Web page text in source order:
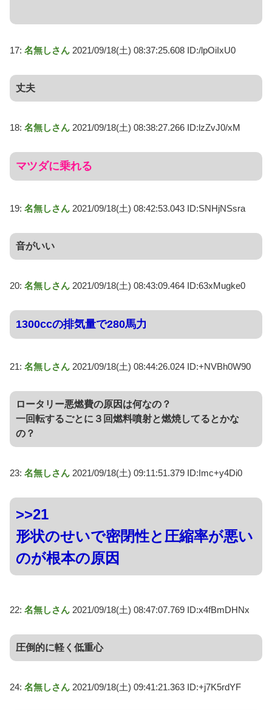
17: 名無しさん 2021/09/18(土) 08:37:25.608 ID:/lpOiIxU0
丈夫
18: 名無しさん 2021/09/18(土) 08:38:27.266 ID:lzZvJ0/xM
マツダに乗れる
19: 名無しさん 2021/09/18(土) 08:42:53.043 ID:SNHjNSsra
音がいい
20: 名無しさん 2021/09/18(土) 08:43:09.464 ID:63xMugke0
1300ccの排気量で280馬力
21: 名無しさん 2021/09/18(土) 08:44:26.024 ID:+NVBh0W90
ロータリー悪燃費の原因は何なの？
一回転するごとに３回燃料噴射と燃焼してるとかな
の？
23: 名無しさん 2021/09/18(土) 09:11:51.379 ID:Imc+y4Di0
>>21
形状のせいで密閉性と圧縮率が悪い
のが根本の原因
22: 名無しさん 2021/09/18(土) 08:47:07.769 ID:x4fBmDHNx
圧倒的に軽く低重心
24: 名無しさん 2021/09/18(土) 09:41:21.363 ID:+j7K5rdYF